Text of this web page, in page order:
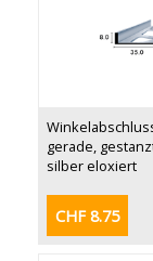
gerade,
silber eloxiert
CHF 8.75